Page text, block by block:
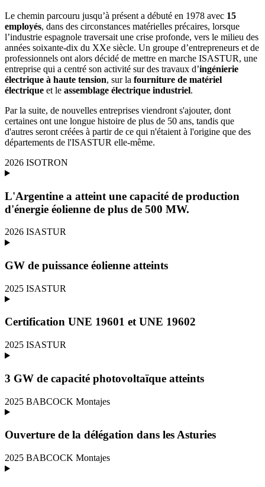
Le chemin parcouru jusqu’à présent a débuté en 1978 avec 15
employés, dans des circonstances matérielles précaires, lorsque
l’industrie espagnole traversait une crise profonde, vers le milieu des
années soixante-dix du XXe siècle. Un groupe d’entrepreneurs et de
professionnels ont alors décidé de mettre en marche ISASTUR, une
entreprise qui a centré son activité sur des travaux d’ingénierie
électrique à haute tension, sur la fourniture de matériel
électrique et le assemblage électrique industriel.
Par la suite, de nouvelles entreprises viendront s'ajouter, dont
certaines ont une longue histoire de plus de 50 ans, tandis que
d'autres seront créées à partir de ce qui n'étaient à l'origine que des
départements de l'ISASTUR elle-même.
2026 ISOTRON
L'Argentine a atteint une capacité de production
d'énergie éolienne de plus de 500 MW.
2026 ISASTUR
GW de puissance éolienne atteints
2025 ISASTUR
Certification UNE 19601 et UNE 19602
2025 ISASTUR
3 GW de capacité photovoltaïque atteints
2025 BABCOCK Montajes
Ouverture de la délégation dans les Asturies
2025 BABCOCK Montajes